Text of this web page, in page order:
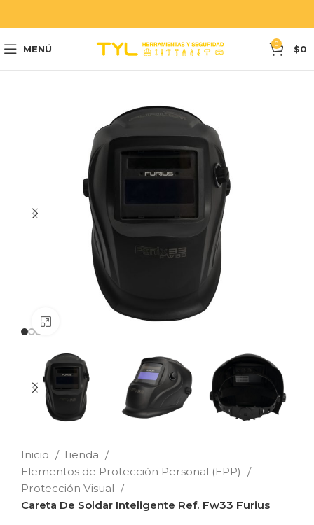
MENÚ 0 $0
Clic para ampliar
Inicio
Tienda
Elementos de Protección Personal (EPP)
Protección Visual
Careta De Soldar Inteligente Ref. Fw33 Furius